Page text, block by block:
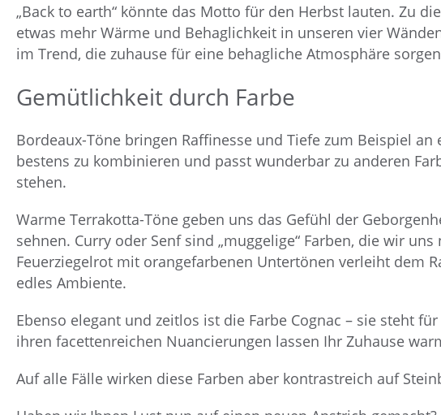
„Back to earth“ könnte das Motto für den Herbst lauten. Zu
etwas mehr Wärme und Behaglichkeit in unseren vier
im Trend, die zuhause für eine behagliche Atmosphäre
Gemütlichkeit durch Farbe
Bordeaux-Töne bringen Raffinesse und Tiefe zum Beispiel
bestens zu kombinieren und passt wunderbar zu anderen
stehen.
Warme Terrakotta-Töne geben uns das Gefühl der
sehnen. Curry oder Senf sind „muggelige“ Farben, die wir
Feuerziegelrot mit orangefarbenen Untertönen verleiht dem
edles Ambiente.
Ebenso elegant und zeitlos ist die Farbe Cognac – sie steht
ihren facettenreichen Nuancierungen lassen Ihr Zuhause
Auf alle Fälle wirken diese Farben aber kontrastreich auf